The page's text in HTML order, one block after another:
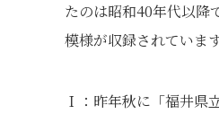
たのは昭和40年代以降
模様が収録されています
Ｉ：昨年秋に「福井県